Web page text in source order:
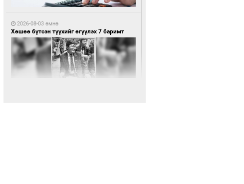
мэндийн салбар хамаарахгүй
2026-08-03 өмнө
Хөшөө бүтсэн түүхийг өгүүлэх 7 баримт